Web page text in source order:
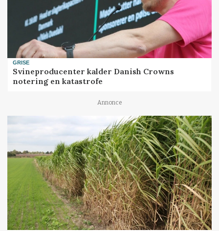
GRISE
Svineproducenter kalder Danish Crowns
notering en katastrofe
Annonce